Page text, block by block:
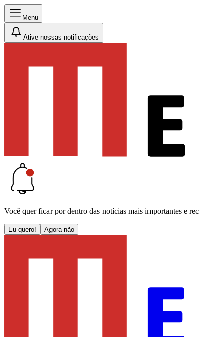
Menu
Ative nossas notificações
Você quer ficar por dentro das notícias mais importantes e
Eu quero! Agora não